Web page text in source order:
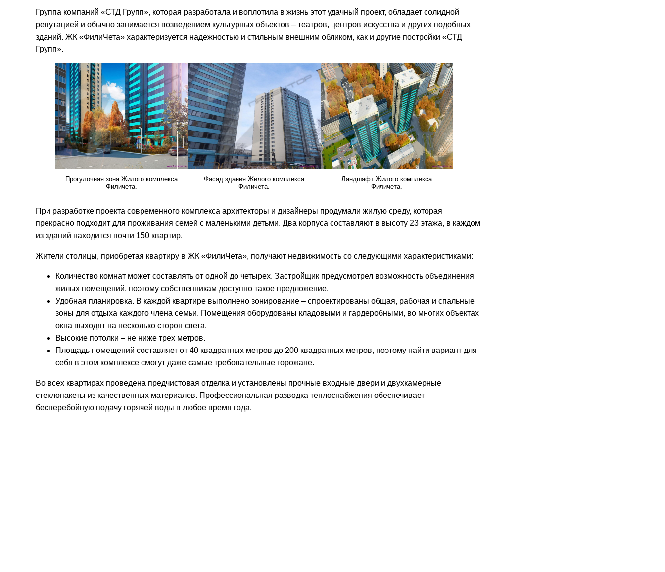
Группа компаний «СТД Групп», которая разработала и воплотила в жизнь этот удачный проект, обладает солидной
репутацией и обычно занимается возведением культурных объектов – театров, центров искусства и других подобных
зданий. ЖК «ФилиЧета» характеризуется надежностью и стильным внешним обликом, как и другие постройки «СТД
Групп».
Прогулочная зона Жилого комплекса
Филичета.
Фасад здания Жилого комплекса
Филичета.
Ландшафт Жилого комплекса
Филичета.
При разработке проекта современного комплекса архитекторы и дизайнеры продумали жилую среду, которая
прекрасно подходит для проживания семей с маленькими детьми. Два корпуса составляют в высоту 23 этажа, в каждом
из зданий находится почти 150 квартир.
Жители столицы, приобретая квартиру в ЖК «ФилиЧета», получают недвижимость со следующими характеристиками:
Количество комнат может составлять от одной до четырех. Застройщик предусмотрел возможность объединения
жилых помещений, поэтому собственникам доступно такое предложение.
Удобная планировка. В каждой квартире выполнено зонирование – спроектированы общая, рабочая и спальные
зоны для отдыха каждого члена семьи. Помещения оборудованы кладовыми и гардеробными, во многих объектах
окна выходят на несколько сторон света.
Высокие потолки – не ниже трех метров.
Площадь помещений составляет от 40 квадратных метров до 200 квадратных метров, поэтому найти вариант для
себя в этом комплексе смогут даже самые требовательные горожане.
Во всех квартирах проведена предчистовая отделка и установлены прочные входные двери и двухкамерные
стеклопакеты из качественных материалов. Профессиональная разводка теплоснабжения обеспечивает
бесперебойную подачу горячей воды в любое время года.